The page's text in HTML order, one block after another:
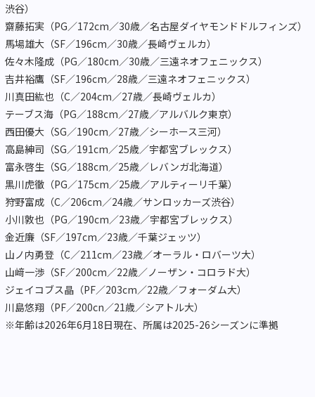
渋谷）
齋藤拓実（PG／172cm／30歳／名古屋ダイヤモンドドルフィンズ）
馬場雄大（SF／196cm／30歳／長崎ヴェルカ）
佐々木隆成（PG／180cm／30歳／三遠ネオフェニックス）
吉井裕鷹（SF／196cm／28歳／三遠ネオフェニックス）
川真田紘也（C／204cm／27歳／長崎ヴェルカ）
テーブス海（PG／188cm／27歳／アルバルク東京）
西田優大（SG／190cm／27歳／シーホース三河）
高島紳司（SG／191cm／25歳／宇都宮ブレックス）
富永啓生（SG／188cm／25歳／レバンガ北海道）
黒川虎徹（PG／175cm／25歳／アルティーリ千葉）
狩野富成（C／206cm／24歳／サンロッカーズ渋谷）
小川敦也（PG／190cm／23歳／宇都宮ブレックス）
金近廉（SF／197cm／23歳／千葉ジェッツ）
山ノ内勇登（C／211cm／23歳／オーラル・ロバーツ大）
山﨑一渉（SF／200cm／22歳／ノーザン・コロラド大）
ジェイコブス晶（PF／203cm／22歳／フォーダム大）
川島悠翔（PF／200cn／21歳／シアトル大）
※年齢は2026年6月18日現在、所属は2025-26シーズンに準拠